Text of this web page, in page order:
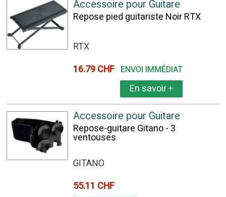
Accessoire pour Guitare
Repose pied guitariste Noir RTX
RTX
16.79 CHF ENVOI IMMÉDIAT
En savoir+
Accessoire pour Guitare
Repose-guitare Gitano - 3
ventouses
GITANO
55.11 CHF